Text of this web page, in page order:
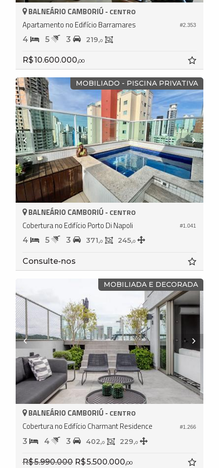
#2.353
BALNEÁRIO CAMBORIÚ - CENTRO
Apartamento no Edifício Barramares
4 5 3 219,0
R$ 10.600.000,00
MOBILIADO - PISCINA PRIVATIVA
#1.041
BALNEÁRIO CAMBORIÚ - CENTRO
Cobertura no Edifício Porto Di Napoli
4 5 3 371,0 245,0
Consulte-nos
MOBILIADA E DECORADA
#1.266
BALNEÁRIO CAMBORIÚ - CENTRO
Cobertura no Edifício Charmant Residence
3 4 3 402,0 229,0
R$ 5.990.000 R$ 5.500.000,00